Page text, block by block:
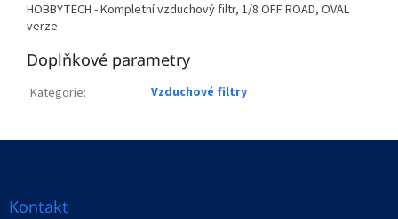
HOBBYTECH - Kompletní vzduchový filtr, 1/8 OFF ROAD, OVAL
verze
Doplňkové parametry
Kategorie: Vzduchové filtry
Kontakt